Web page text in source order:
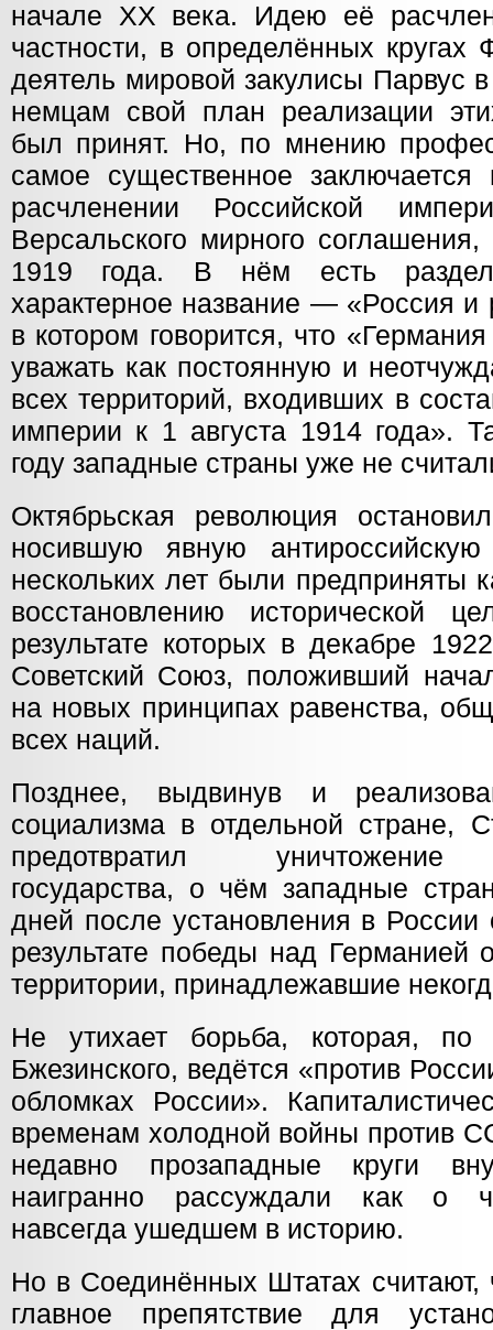
начале XX века. Идею её
частности, в определённых кругах
деятель мировой закулисы Парвус
немцам свой план реализации
был принят. Но, по мнению
самое существенное
расчленении Российской
Версальского мирного
1919 года. В нём есть
характерное название — «Россия и
в котором говорится, что
уважать как постоянную и
всех территорий, входивших в
империи к 1 августа 1914 года».
году западные страны уже не
Октябрьская революция
носившую явную
нескольких лет были предприняты
восстановлению исторической
результате которых в декабре
Советский Союз, положивший
на новых принципах равенства,
всех наций.
Позднее, выдвинув и
социализма в отдельной стране,
предотвратил уничтожение
государства, о чём западные
дней после установления в России
результате победы над Германией
территории, принадлежавшие
Не утихает борьба, которая, по
Бжезинского, ведётся «против
обломках России».
временам холодной войны против
недавно прозападные круги
наигранно рассуждали как о
навсегда ушедшем в историю.
Но в Соединённых Штатах
главное препятствие для